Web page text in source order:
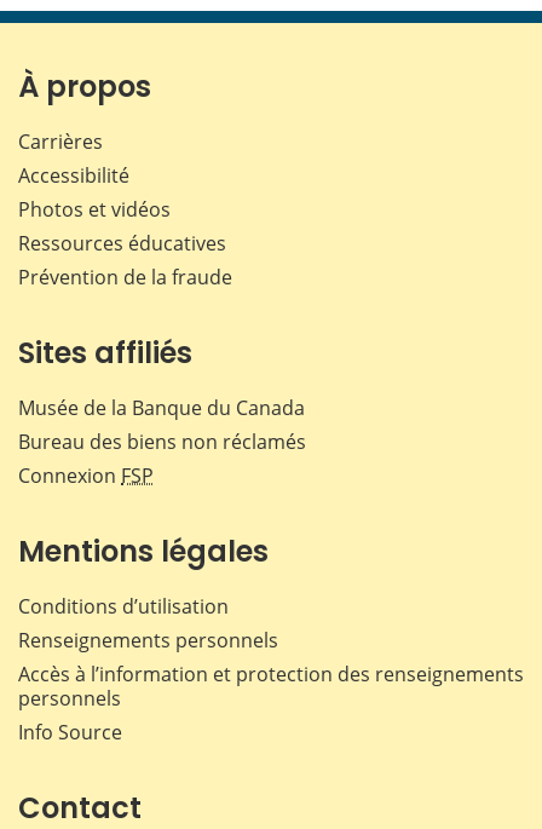
page page page page
À propos
Carrières
Accessibilité
Photos et vidéos
Ressources éducatives
Prévention de la fraude
Sites affiliés
Musée de la Banque du Canada
Bureau des biens non réclamés
Connexion FSP
Mentions légales
Conditions d’utilisation
Renseignements personnels
Accès à l’information et protection des renseignements
personnels
Info Source
Contact